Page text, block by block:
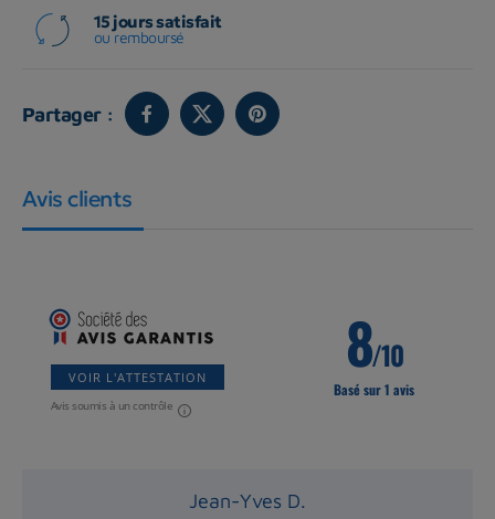
15 jours satisfait
ou remboursé
Partager :
Avis clients
VOIR L'ATTESTATION
Avis soumis à un contrôle
8/10
Basé sur 1 avis
Jean-Yves D.